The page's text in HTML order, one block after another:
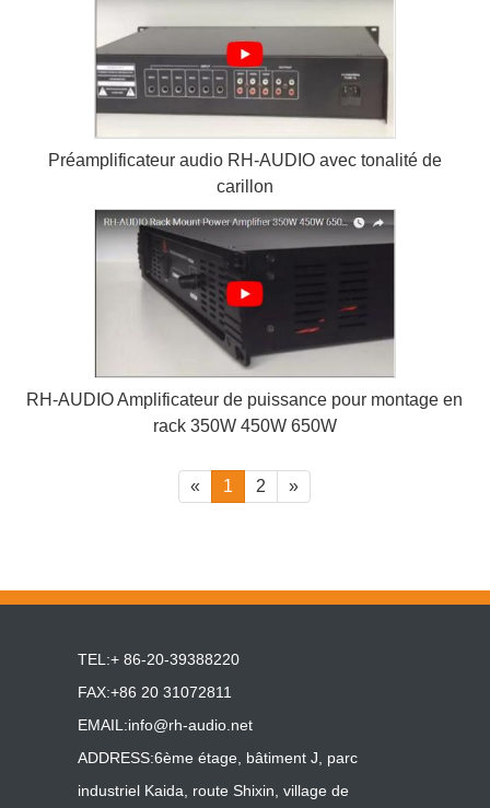
Préamplificateur audio RH-AUDIO avec tonalité de
carillon
RH-AUDIO Amplificateur de puissance pour montage en
rack 350W 450W 650W
« 1 2 »
TEL:+ 86-20-39388220
FAX:+86 20 31072811
EMAIL:info@rh-audio.net
ADDRESS:6ème étage, bâtiment J, parc
industriel Kaida, route Shixin, village de